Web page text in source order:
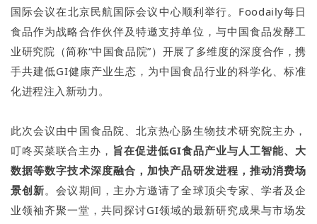
国际会议在北京民航国际会议中心顺利举行。Foodaily每日
食品作为战略合作伙伴及特邀支持单位，与中国食品发酵工
业研究院（简称“中国食品院”）开展了多维度的深度合作，携
手共建低GI健康产业生态，为中国食品行业的科学化、标准
化进程注入新动力。
此次会议由中国食品院、北京热心肠生物技术研究院主办，
叮咚买菜联合主办， 旨在促进低GI食品产业与人工智能、大
数据等数字技术深度融合，加快产品研发进程，推动消费场
景创新。会议期间，主办方邀请了全球顶尖专家、学者及企
业领袖齐聚一堂，共同探讨GI领域的最新研究成果与市场发